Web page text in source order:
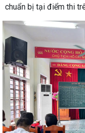
chuẩn bị tại điểm thi